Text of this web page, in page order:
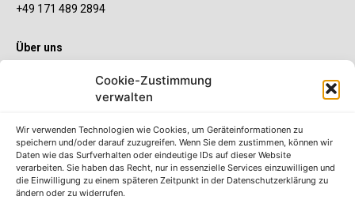
Cookie-Zustimmung
verwalten
Wir verwenden Technologien wie Cookies, um Geräteinformationen zu
speichern und/oder darauf zuzugreifen. Wenn Sie dem zustimmen, können wir
Daten wie das Surfverhalten oder eindeutige IDs auf dieser Website
verarbeiten. Sie haben das Recht, nur in essenzielle Services einzuwilligen und
die Einwilligung zu einem späteren Zeitpunkt in der Datenschutzerklärung zu
ändern oder zu widerrufen.
+49 171 489 2894
Über uns
Sie wollen mehr als ein gewöhnliches Girokonto? Dann ist unser
S-Quin Konto genau das Richtige für Sie. Die beiden
etliche Inklusivleistungen. Im S-Quin Magazin erfahren Sie
immer, was es Neues gibt.
Die S-Quin Kontomodelle